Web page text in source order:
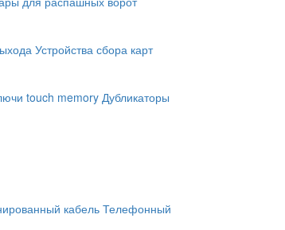
Устройства сбора карт
touch memoryДубликаторы
кабель Телефонный